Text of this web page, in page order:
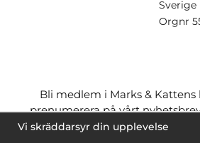
Sverige
Orgnr
Bli medlem i Marks &
prenumerera på vårt
ner många mönstergratisoch
Vi skräddarsyr din upplevelse